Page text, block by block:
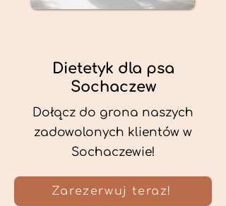
Dietetyk dla psa
Sochaczew
Dołącz do grona naszych
zadowolonych klientów w
Sochaczewie!
Zarezerwuj teraz!